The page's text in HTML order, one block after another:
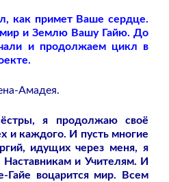
как примет Ваше сердце.
и Землю Вашу Гайю. До
и продолжаем цикл в
Амадея.
я продолжаю своё
и каждого. И пусть многие
идущих через меня, я
и Учителям. И
Гайе воцарится мир. Всем